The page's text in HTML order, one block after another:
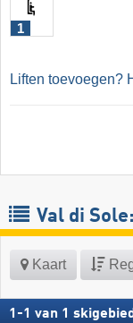
1
Liften toevoegen?
Val di
Kaart
1 -1 van 1